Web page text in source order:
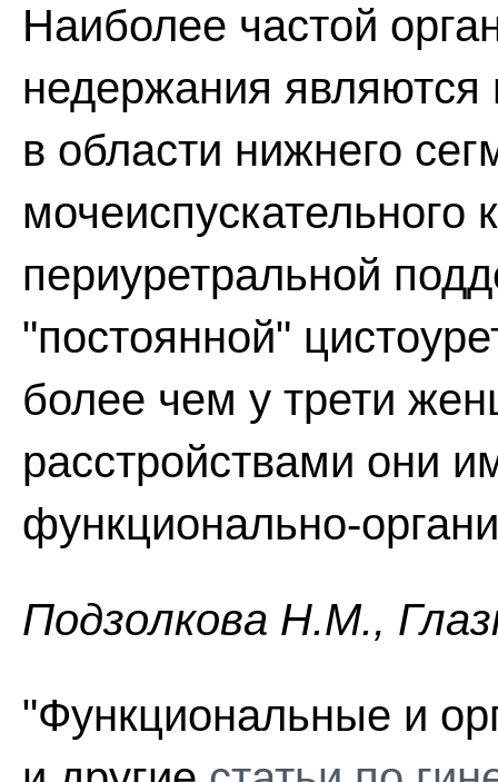
Наиболее частой
недержания
в области нижнего
мочеиспускательного
периуретральной
"постоянной"
более чем у трети
расстройствами они
функционально-
Пoдзoлкoвa H.M.,
"Функциональные и